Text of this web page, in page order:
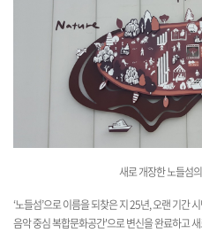
새로 개장한 노들섬
‘노들섬’으로 이름을 되찾은 지 25년, 오랜 기간
음악 중심 복합문화공간'으로 변신을 완료하고